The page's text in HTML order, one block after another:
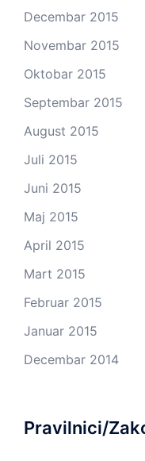
Decembar 2015
Novembar 2015
Oktobar 2015
Septembar 2015
August 2015
Juli 2015
Juni 2015
Maj 2015
April 2015
Mart 2015
Februar 2015
Januar 2015
Decembar 2014
Pravilnici/